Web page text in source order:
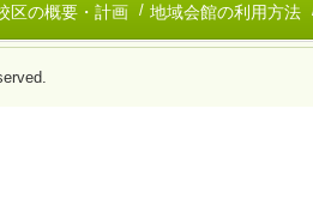
区の概要・計画 地域会館の利用方法